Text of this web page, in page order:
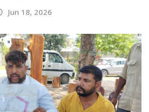
Jun 18, 2026